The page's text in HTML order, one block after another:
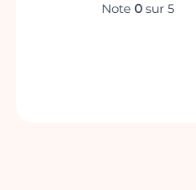
Note 0 sur 5